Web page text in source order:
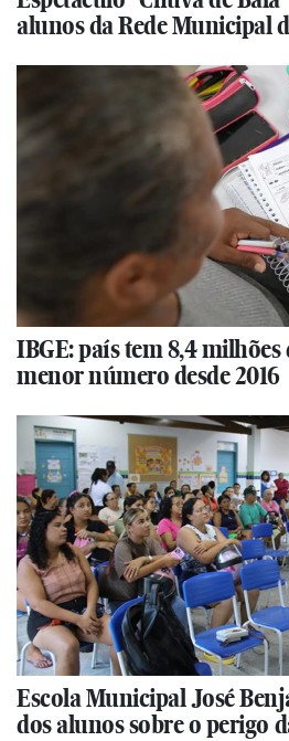
alunos da Rede Municipal
IBGE: país tem 8,4 milhões
menor número desde 2016
Escola Municipal José
dos alunos sobre o perigo